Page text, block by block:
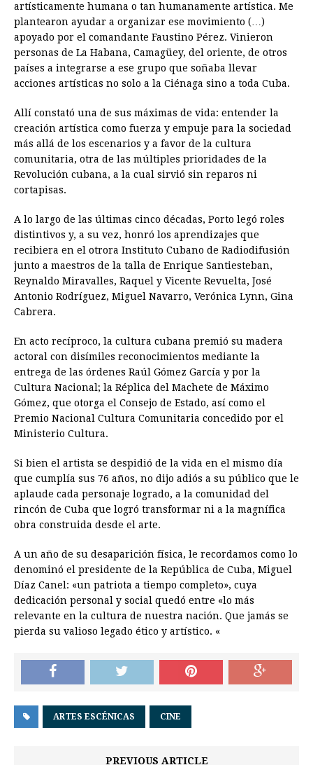
artísticamente humana o tan humanamente artística. Me
plantearon ayudar a organizar ese movimiento (…)
apoyado por el comandante Faustino Pérez. Vinieron
personas de La Habana, Camagüey, del oriente, de otros
países a integrarse a ese grupo que soñaba llevar
acciones artísticas no solo a la Ciénaga sino a toda Cuba.
Allí constató una de sus máximas de vida: entender la
creación artística como fuerza y empuje para la sociedad
más allá de los escenarios y a favor de la cultura
comunitaria, otra de las múltiples prioridades de la
Revolución cubana, a la cual sirvió sin reparos ni
cortapisas.
A lo largo de las últimas cinco décadas, Porto legó roles
distintivos y, a su vez, honró los aprendizajes que
recibiera en el otrora Instituto Cubano de Radiodifusión
junto a maestros de la talla de Enrique Santiesteban,
Reynaldo Miravalles, Raquel y Vicente Revuelta, José
Antonio Rodríguez, Miguel Navarro, Verónica Lynn, Gina
Cabrera.
En acto recíproco, la cultura cubana premió su madera
actoral con disímiles reconocimientos mediante la
entrega de las órdenes Raúl Gómez García y por la
Cultura Nacional; la Réplica del Machete de Máximo
Gómez, que otorga el Consejo de Estado, así como el
Premio Nacional Cultura Comunitaria concedido por el
Ministerio Cultura.
Si bien el artista se despidió de la vida en el mismo día
que cumplía sus 76 años, no dijo adiós a su público que le
aplaude cada personaje logrado, a la comunidad del
rincón de Cuba que logró transformar ni a la magnífica
obra construida desde el arte.
A un año de su desaparición física, le recordamos como lo
denominó el presidente de la República de Cuba, Miguel
Díaz Canel: «un patriota a tiempo completo», cuya
dedicación personal y social quedó entre «lo más
relevante en la cultura de nuestra nación. Que jamás se
pierda su valioso legado ético y artístico. «
ARTES ESCÉNICAS CINE
PREVIOUS ARTICLE